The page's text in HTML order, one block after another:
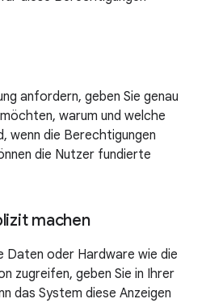
anfordern, geben Sie genau
warum und welche
wenn die Berechtigungen
die Nutzer fundierte
machen
Daten oder Hardware wie die
zugreifen, geben Sie in Ihrer
das System diese Anzeigen